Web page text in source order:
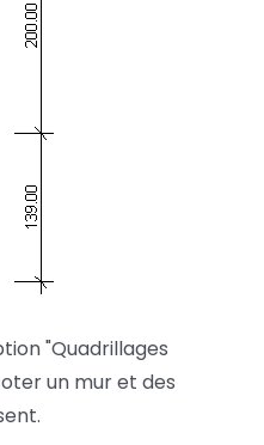
"Quadrillages
un mur et des